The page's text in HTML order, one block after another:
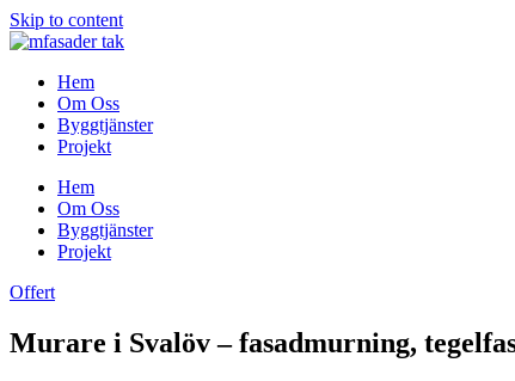
Skip to content
Hem
Om Oss
Byggtjänster
Projekt
Hem
Om Oss
Byggtjänster
Projekt
Offert
Murare i Svalöv – fasadmurning,